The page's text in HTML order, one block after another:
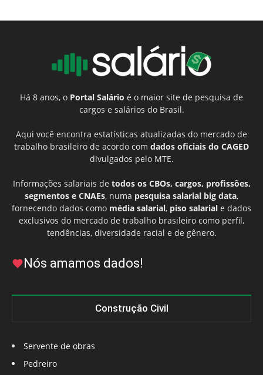
Há 8 anos, o Portal Salário é o maior site de pesquisa de
cargos e salários do Brasil.
Aqui você encontra estatísticas atualizadas do mercado de
trabalho brasileiro de acordo com dados oficiais do CAGED
divulgados pelo MTE.
Informações salariais de todos os CBOs, cargos, profissões,
segmentos e CNAEs, numa pesquisa salarial big data,
fornecendo dados como média salarial, piso salarial e dados
exclusivos do mercado de trabalho brasileiro como perfil,
tendências, diversidade racial e de gênero.
Nós amamos dados!
Construção Civil
Servente de obras
Pedreiro